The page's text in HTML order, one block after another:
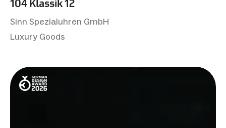
104 Klassik 12
Sinn Spezialuhren GmbH
Luxury Goods